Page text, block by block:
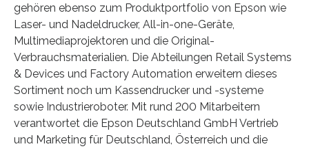
gehören ebenso zum Produktportfolio von Epson wie
Laser- und Nadeldrucker, All-in-one-Geräte,
Multimediaprojektoren und die Original-
Verbrauchsmaterialien. Die Abteilungen Retail Systems
& Devices und Factory Automation erweitern dieses
Sortiment noch um Kassendrucker und -systeme
sowie Industrieroboter. Mit rund 200 Mitarbeitern
verantwortet die Epson Deutschland GmbH Vertrieb
und Marketing für Deutschland, Österreich und die